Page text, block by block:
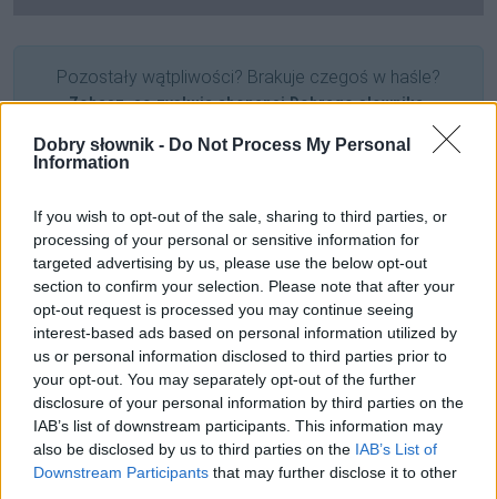
Dobry słownik - Do Not Process My Personal
Information
If you wish to opt-out of the sale, sharing to third parties, or
processing of your personal or sensitive information for
targeted advertising by us, please use the below opt-out
section to confirm your selection. Please note that after your
opt-out request is processed you may continue seeing
interest-based ads based on personal information utilized by
us or personal information disclosed to third parties prior to
your opt-out. You may separately opt-out of the further
disclosure of your personal information by third parties on the
IAB’s list of downstream participants. This information may
also be disclosed by us to third parties on the IAB’s List of
Downstream Participants that may further disclose it to other
Pozostały wątpliwości? Brakuje czegoś w haśle?
Zobacz, co zyskują abonenci Dobrego słownika.
SPRAWDŹ
Często sprawdzane
Kawałek batonaczybatonu,zjeść batonczyzjeść batona
Osoba autorska i nowelka o osobie latarniczej
Językowe problemy z roztoczami
Ciekawostki
orbitować— Efekt konkursu